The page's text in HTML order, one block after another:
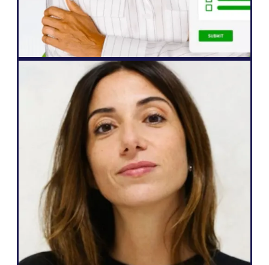
John Springli
Kıdemli Web Sitesi Yöneticisi
Web Ajansı
Weglot harika çünkü benim ihtiyaçlarıma
ve müşterilerime vaat edebileceklerime
karşılık geliyor: çok dilli olmanın kolay bir
yolu, web siteleri üzerinde tam özerklik,
daha fazla potansiyel müşteri oluşturma
ve tüm bunları sadece birkaç tıklamayla
yapabilme yeteneği."